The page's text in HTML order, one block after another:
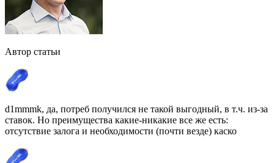
Автор статьи
d1mmmk, да, потреб получился не такой выгодный, в т.ч. из-за
ставок. Но преимущества какие-никакие все же есть:
отсутствие залога и необходимости (почти везде) каско